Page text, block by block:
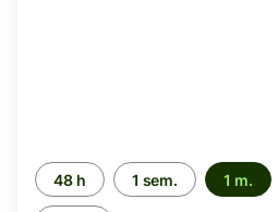
Période
48 h 1 sem. 1 m.